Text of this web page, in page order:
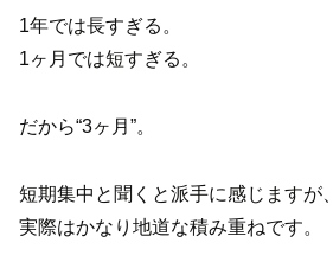
1年では長すぎる。
1ヶ月では短すぎる。
だから“3ヶ月”。
短期集中と聞くと派手に感じますが、
実際はかなり地道な積み重ねです。